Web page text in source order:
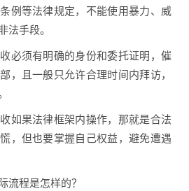
例等法律规定，不能使用暴力、威
法手段。
必须有明确的身份和委托证明，催
，且一般只允许合理时间内拜访，
如果法律框架内操作，那就是合法
，但也要掌握自己权益，避免遭遇
流程是怎样的？